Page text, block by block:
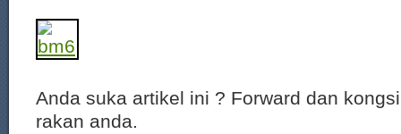
Anda suka artikel ini ? Forward dan
rakan anda.